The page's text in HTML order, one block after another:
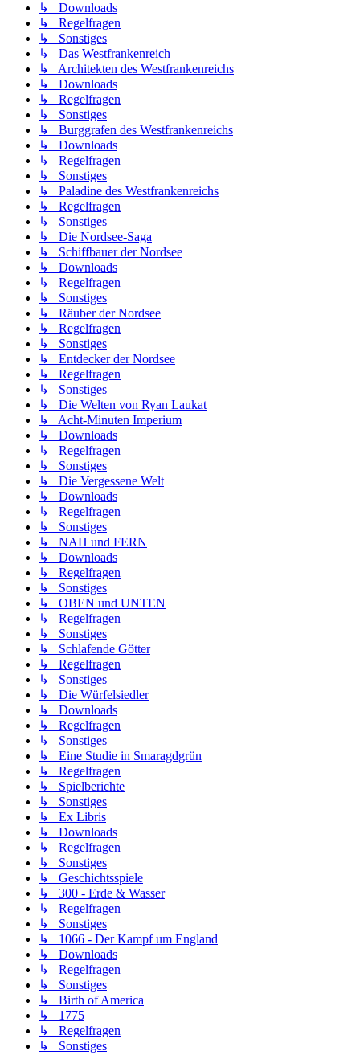
↳ Downloads
↳ Regelfragen
↳ Sonstiges
↳ Das Westfrankenreich
↳ Architekten des Westfrankenreichs
↳ Downloads
↳ Regelfragen
↳ Sonstiges
↳ Burggrafen des Westfrankenreichs
↳ Downloads
↳ Regelfragen
↳ Sonstiges
↳ Paladine des Westfrankenreichs
↳ Regelfragen
↳ Sonstiges
↳ Die Nordsee-Saga
↳ Schiffbauer der Nordsee
↳ Downloads
↳ Regelfragen
↳ Sonstiges
↳ Räuber der Nordsee
↳ Regelfragen
↳ Sonstiges
↳ Entdecker der Nordsee
↳ Regelfragen
↳ Sonstiges
↳ Die Welten von Ryan Laukat
↳ Acht-Minuten Imperium
↳ Downloads
↳ Regelfragen
↳ Sonstiges
↳ Die Vergessene Welt
↳ Downloads
↳ Regelfragen
↳ Sonstiges
↳ NAH und FERN
↳ Downloads
↳ Regelfragen
↳ Sonstiges
↳ OBEN und UNTEN
↳ Regelfragen
↳ Sonstiges
↳ Schlafende Götter
↳ Regelfragen
↳ Sonstiges
↳ Die Würfelsiedler
↳ Downloads
↳ Regelfragen
↳ Sonstiges
↳ Eine Studie in Smaragdgrün
↳ Regelfragen
↳ Spielberichte
↳ Sonstiges
↳ Ex Libris
↳ Downloads
↳ Regelfragen
↳ Sonstiges
↳ Geschichtsspiele
↳ 300 - Erde & Wasser
↳ Regelfragen
↳ Sonstiges
↳ 1066 - Der Kampf um England
↳ Downloads
↳ Regelfragen
↳ Sonstiges
↳ Birth of America
↳ 1775
↳ Regelfragen
↳ Sonstiges